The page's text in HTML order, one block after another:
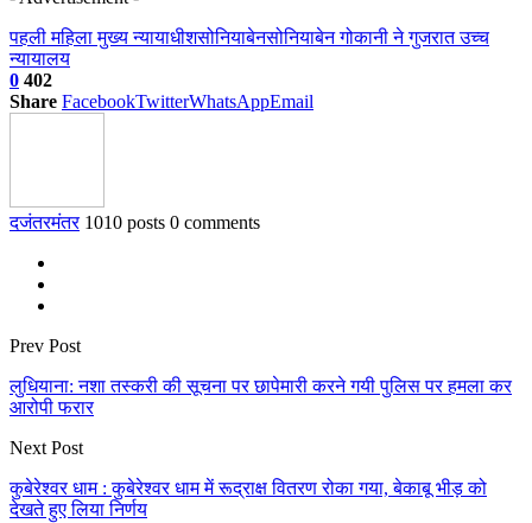
पहली महिला मुख्य न्यायाधीशसोनियाबेनसोनियाबेन गोकानी ने गुजरात उच्च
न्यायालय
0 402
Share FacebookTwitterWhatsAppEmail
दजंतरमंतर 1010 posts 0 comments
Prev Post
लुधियाना: नशा तस्करी की सूचना पर छापेमारी करने गयी पुलिस पर हमला कर
आरोपी फरार
Next Post
कुबेरेश्वर धाम : कुबेरेश्वर धाम में रूद्राक्ष वितरण रोका गया, बेकाबू भीड़ को
देखते हुए लिया निर्णय